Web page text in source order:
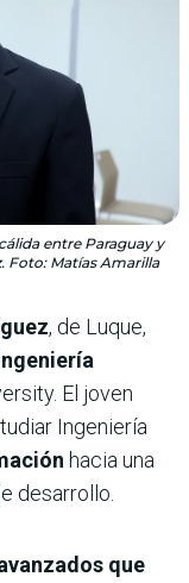
entre Paraguay y
Foto: Matías Amarilla
, de Luque,
El joven
Ingeniería
hacia una
desarrollo.
que